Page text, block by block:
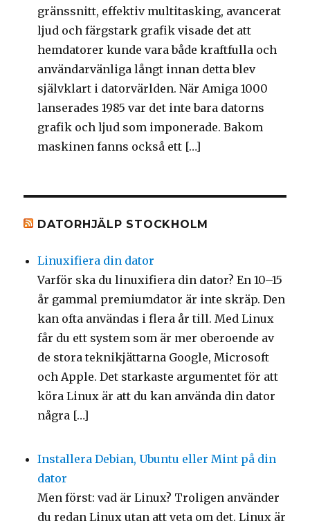
gränssnitt, effektiv multitasking, avancerat
ljud och färgstark grafik visade det att
hemdatorer kunde vara både kraftfulla och
användarvänliga långt innan detta blev
självklart i datorvärlden. När Amiga 1000
lanserades 1985 var det inte bara datorns
grafik och ljud som imponerade. Bakom
maskinen fanns också ett […]
DATORHJÄLP STOCKHOLM
Linuxifiera din dator
Varför ska du linuxifiera din dator? En 10–15
år gammal premiumdator är inte skräp. Den
kan ofta användas i flera år till. Med Linux
får du ett system som är mer oberoende av
de stora teknikjättarna Google, Microsoft
och Apple. Det starkaste argumentet för att
köra Linux är att du kan använda din dator
några […]
Installera Debian, Ubuntu eller Mint på din
dator
Men först: vad är Linux? Troligen använder
du redan Linux utan att veta om det. Linux är